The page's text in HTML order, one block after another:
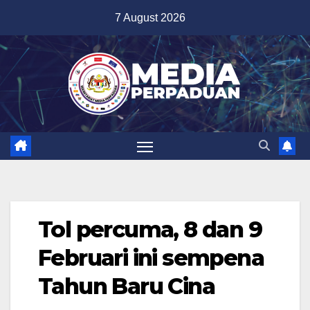
content
7 August 2026
Tol percuma, 8 dan 9
Februari ini sempena
Tahun Baru Cina